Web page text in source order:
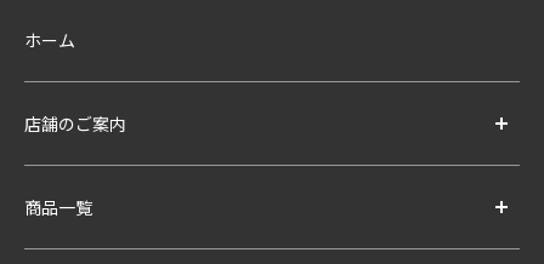
ホーム
店舗のご案内
商品一覧